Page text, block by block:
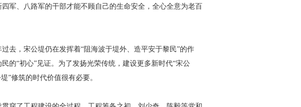
军、八路军的干部才能不顾自己的生命安全，全心全意为老百
过去，宋公堤仍在发挥着“阻海波于堤外、造平安于黎民”的作
的“初心”见证。为了发扬光荣传统，建设更多新时代“宋公
”修筑的时代价值很有必要。